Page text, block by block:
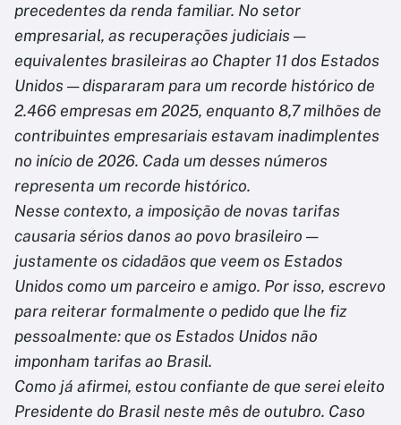
precedentes da renda familiar. No setor
empresarial, as recuperações judiciais —
equivalentes brasileiras ao Chapter 11 dos Estados
Unidos — dispararam para um recorde histórico de
2.466 empresas em 2025, enquanto 8,7 milhões de
contribuintes empresariais estavam inadimplentes
no início de 2026. Cada um desses números
representa um recorde histórico.
Nesse contexto, a imposição de novas tarifas
causaria sérios danos ao povo brasileiro —
justamente os cidadãos que veem os Estados
Unidos como um parceiro e amigo. Por isso, escrevo
para reiterar formalmente o pedido que lhe fiz
pessoalmente: que os Estados Unidos não
imponham tarifas ao Brasil.
Como já afirmei, estou confiante de que serei eleito
Presidente do Brasil neste mês de outubro. Caso